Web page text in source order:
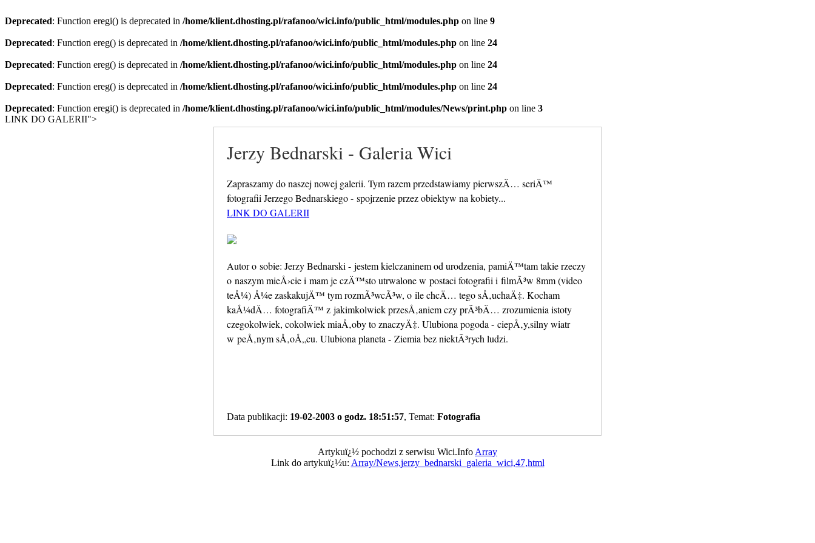
Deprecated: Function eregi() is deprecated in /home/klient.dhosting.pl/rafanoo/wici.info/public_html/modules.php on line 9
Deprecated: Function ereg() is deprecated in /home/klient.dhosting.pl/rafanoo/wici.info/public_html/modules.php on line 24
Deprecated: Function ereg() is deprecated in /home/klient.dhosting.pl/rafanoo/wici.info/public_html/modules.php on line 24
Deprecated: Function ereg() is deprecated in /home/klient.dhosting.pl/rafanoo/wici.info/public_html/modules.php on line 24
Deprecated: Function eregi() is deprecated in /home/klient.dhosting.pl/rafanoo/wici.info/public_html/modules/News/print.php on line 3
LINK DO GALERII">
Jerzy Bednarski - Galeria Wici
Zapraszamy do naszej nowej galerii. Tym razem przedstawiamy pierwszÄ… seriÄ™
fotografii Jerzego Bednarskiego - spojrzenie przez obiektyw na kobiety...
LINK DO GALERII
Autor o sobie: Jerzy Bednarski - jestem kielczaninem od urodzenia, pamiÄ™tam takie rzeczy
o naszym mieÅ›cie i mam je czÄ™sto utrwalone w postaci fotografii i filmÃ³w 8mm (video
teÅ¼) Å¼e zaskakujÄ™ tym rozmÃ³wcÃ³w, o ile chcÄ… tego sÅ‚uchaÄ‡. Kocham
kaÅ¼dÄ… fotografiÄ™ z jakimkolwiek przesÅ‚aniem czy prÃ³bÄ… zrozumienia istoty
czegokolwiek, cokolwiek miaÅ‚oby to znaczyÄ‡. Ulubiona pogoda - ciepÅ‚y,silny wiatr
w peÅ‚nym sÅ‚oÅ„cu. Ulubiona planeta - Ziemia bez niektÃ³rych ludzi.
Data publikacji: 19-02-2003 o godz. 18:51:57, Temat: Fotografia
Artykuï¿½ pochodzi z serwisu Wici.Info Array
Link do artykuï¿½u: Array/News,jerzy_bednarski_galeria_wici,47,html